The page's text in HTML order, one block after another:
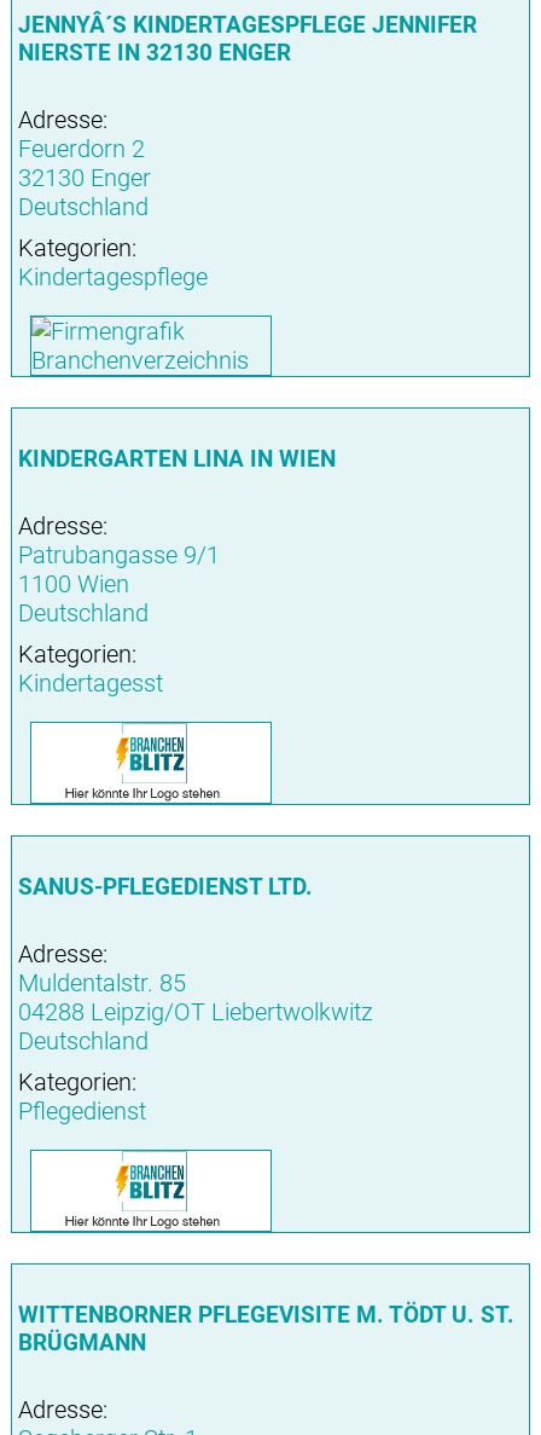
JENNYÂ´S KINDERTAGESPFLEGE JENNIFER
NIERSTE IN 32130 ENGER
Adresse:
Feuerdorn 2
32130 Enger
Deutschland
Kategorien:
Kindertagespflege
KINDERGARTEN LINA IN WIEN
Adresse:
Patrubangasse 9/1
1100 Wien
Deutschland
Kategorien:
Kindertagesst
SANUS-PFLEGEDIENST LTD.
Adresse:
Muldentalstr. 85
04288 Leipzig/OT Liebertwolkwitz
Deutschland
Kategorien:
Pflegedienst
WITTENBORNER PFLEGEVISITE M. TÖDT U. ST.
BRÜGMANN
Adresse: